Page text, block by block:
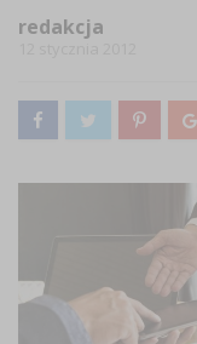
redakcja